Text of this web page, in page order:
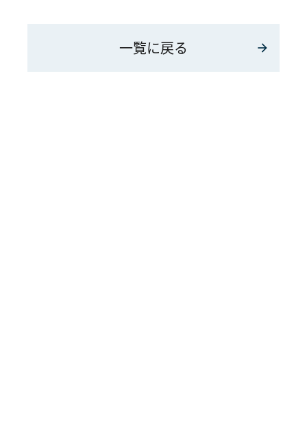
一覧に戻る